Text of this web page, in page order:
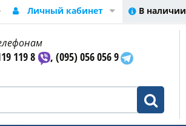
В наличии
ДА
Личный кабинет
119 8 , (095) 056 056 9